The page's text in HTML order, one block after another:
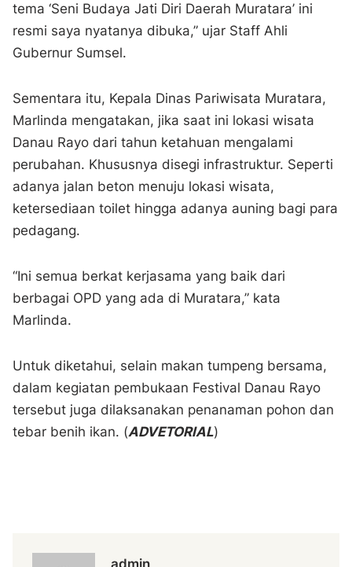
tema ‘Seni Budaya Jati Diri Daerah Muratara’ ini
resmi saya nyatanya dibuka,” ujar Staff Ahli
Gubernur Sumsel.
Sementara itu, Kepala Dinas Pariwisata Muratara,
Marlinda mengatakan, jika saat ini lokasi wisata
Danau Rayo dari tahun ketahuan mengalami
perubahan. Khususnya disegi infrastruktur. Seperti
adanya jalan beton menuju lokasi wisata,
ketersediaan toilet hingga adanya auning bagi para
pedagang.
“Ini semua berkat kerjasama yang baik dari
berbagai OPD yang ada di Muratara,” kata
Marlinda.
Untuk diketahui, selain makan tumpeng bersama,
dalam kegiatan pembukaan Festival Danau Rayo
tersebut juga dilaksanakan penanaman pohon dan
tebar benih ikan. (ADVETORIAL)